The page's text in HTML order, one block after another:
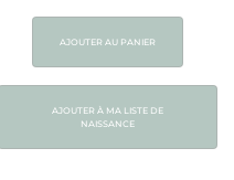
AJOUTER AU PANIER
AJOUTER À MA LISTE DE
NAISSANCE